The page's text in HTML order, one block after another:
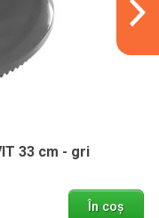
33 cm - gri
În coș